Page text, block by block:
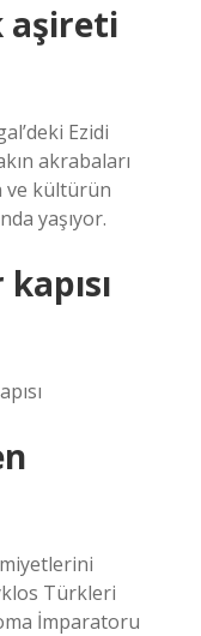
aşireti
Ezidi
akrabaları
ve kültürün
yaşıyor.
Türkleri
İmparatoru